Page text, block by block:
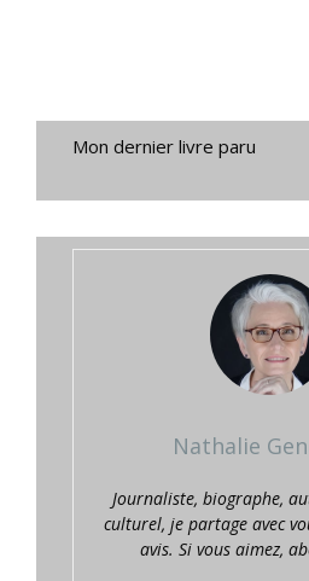
Mon dernier livre paru
Nathalie
Journaliste, biographe,
culturel, je partage avec
avis. Si vous aimez,